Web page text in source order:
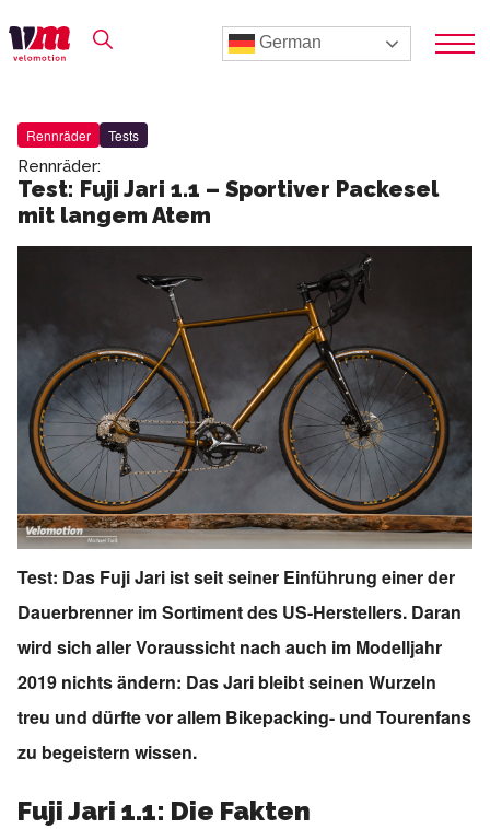
German
Rennräder Tests
Rennräder:
Test: Fuji Jari 1.1 – Sportiver Packesel
mit langem Atem
Test: Das Fuji Jari ist seit seiner Einführung einer der
Dauerbrenner im Sortiment des US-Herstellers. Daran
wird sich aller Voraussicht nach auch im Modelljahr
2019 nichts ändern: Das Jari bleibt seinen Wurzeln
treu und dürfte vor allem Bikepacking- und Tourenfans
zu begeistern wissen.
Fuji Jari 1.1: Die Fakten